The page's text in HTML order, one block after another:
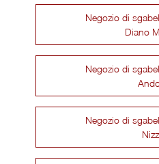
Negozio di
Diano
Negozio di
Negozio di